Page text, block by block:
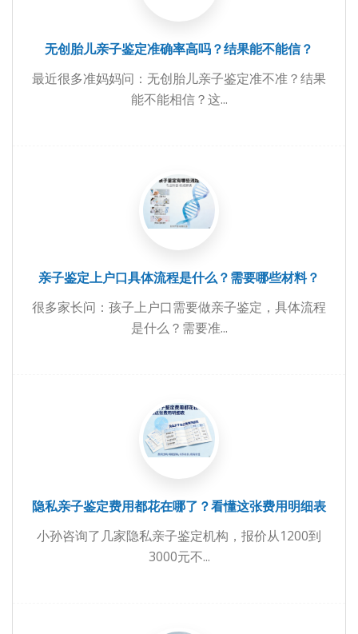
无创胎儿亲子鉴定准确率高吗？结果能不能信？
最近很多准妈妈问：无创胎儿亲子鉴定准不准？结果
能不能相信？这...
亲子鉴定上户口具体流程是什么？需要哪些材料？
很多家长问：孩子上户口需要做亲子鉴定，具体流程
是什么？需要准...
隐私亲子鉴定费用都花在哪了？看懂这张费用明细表
小孙咨询了几家隐私亲子鉴定机构，报价从1200到
3000元不...